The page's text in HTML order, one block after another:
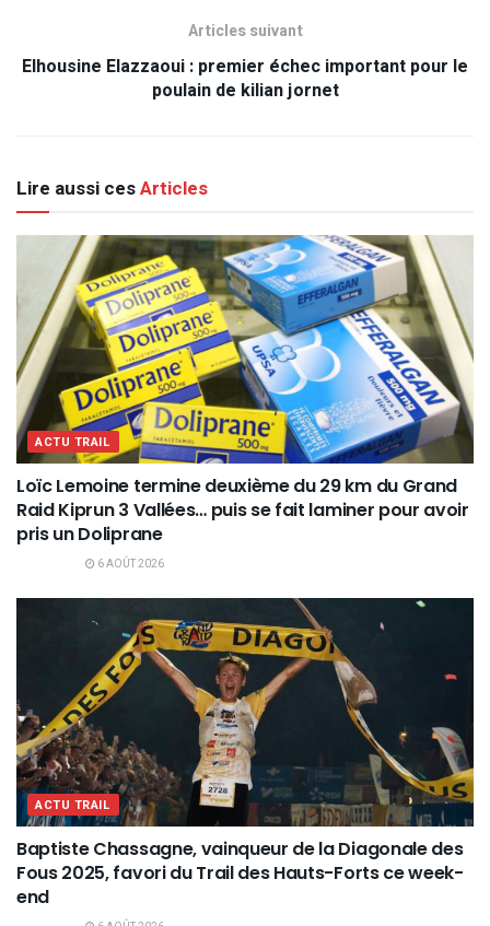
Articles suivant
Elhousine Elazzaoui : premier échec important pour le
poulain de kilian jornet
Lire aussi cesArticles
ACTU TRAIL
Loïc Lemoine termine deuxième du 29 km du Grand
Raid Kiprun 3 Vallées… puis se fait laminer pour avoir
pris un Doliprane
6 AOÛT 2026
ACTU TRAIL
Baptiste Chassagne, vainqueur de la Diagonale des
Fous 2025, favori du Trail des Hauts-Forts ce week-
end